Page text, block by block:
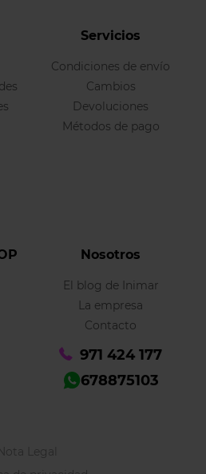
Servicios
Condiciones de envío
Cambios
Devoluciones
Métodos de pago
Nosotros
El blog de Inimar
La empresa
Contacto
971 424 177
678875103
Legal